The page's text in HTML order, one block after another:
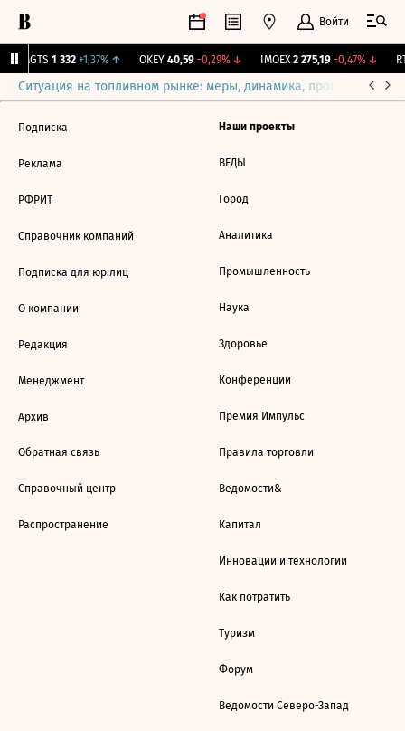
Войти
MGTS 1 332 +1,37%↑ OKEY 40,59 -0,29%↓ IMOEX 2 275,19 -0,47%↓
Ситуация на топливном рынке: меры, динамика, прогнозы
Подписка
Реклама
РФРИТ
Справочник компаний
Подписка для юр.лиц
О компании
Редакция
Менеджмент
Архив
Обратная связь
Справочный центр
Распространение
Наши проекты
ВЕДЫ
Город
Аналитика
Промышленность
Наука
Здоровье
Конференции
Премия Импульс
Правила торговли
Ведомости&
Капитал
Инновации и технологии
Как потратить
Туризм
Форум
Ведомости Северо-Запад